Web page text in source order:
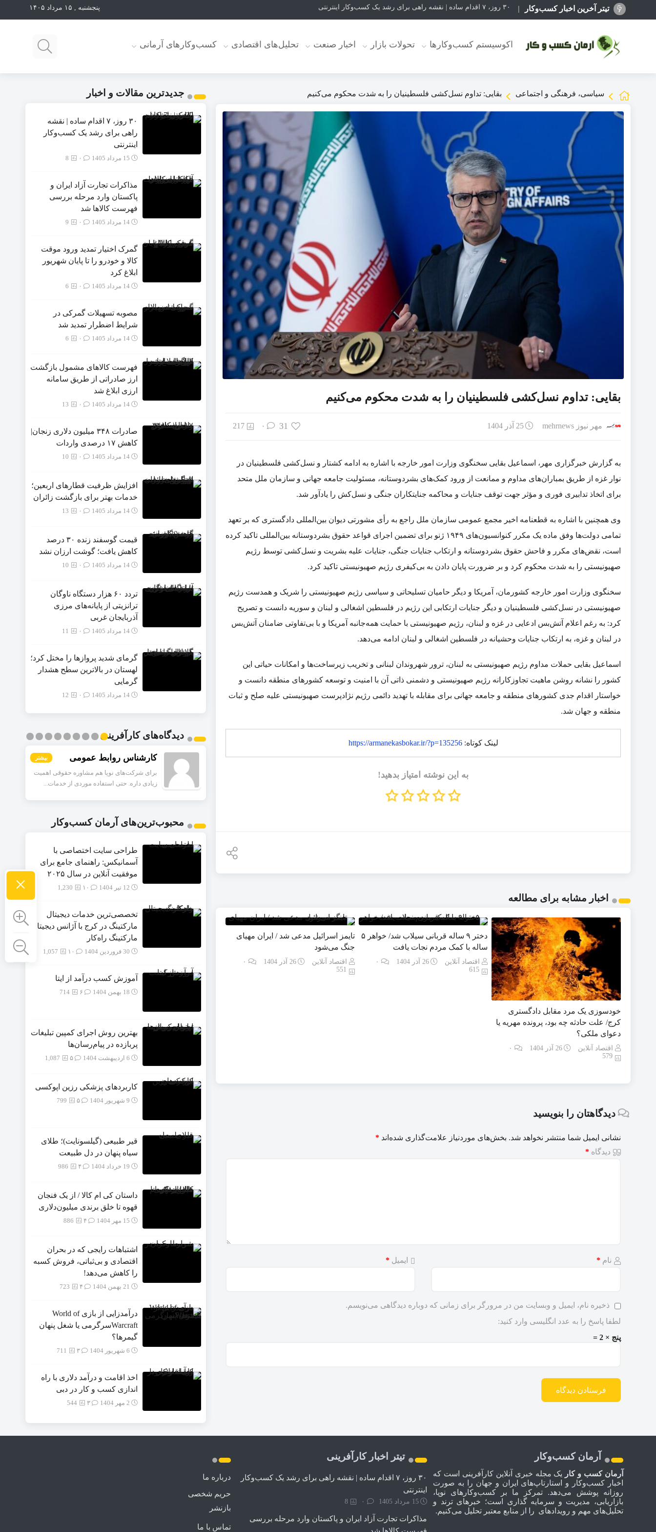
تیتر آخرین اخبار کسب‌وکار ۳۰ روز، ۷ اقدام ساده | نقشه راهی برای رشد یک کسب‌وکار اینترنتی پنجشنبه , ۱۵ مرداد ۱۴۰۵
اکوسیستم کسب‌وکارها تحولات بازار اخبار صنعت تحلیل‌های اقتصادی کسب‌وکارهای آرمانی
سیاسی، فرهنگی و اجتماعی بقایی: تداوم نسل‌کشی فلسطینیان را به شدت محکوم می‌کنیم
بقایی: تداوم نسل‌کشی فلسطینیان را به شدت محکوم می‌کنیم
مهر نیوز mehrnews 25 آذر 1404 31 ۰ 217
به گزارش خبرگزاری مهر، اسماعیل بقایی سخنگوی وزارت امور خارجه با اشاره به ادامه کشتار و نسل‌کشی فلسطینیان در
نوار غزه از طریق بمباران‌های مداوم و ممانعت از ورود کمک‌های بشردوستانه، مسئولیت جامعه جهانی و سازمان ملل متحد
برای اتخاذ تدابیری فوری و مؤثر جهت توقف جنایات و محاکمه جنایتکاران جنگی و نسل‌کش را یادآور شد.
وی همچنین با اشاره به قطعنامه اخیر مجمع عمومی سازمان ملل راجع به رأی مشورتی دیوان بین‌المللی دادگستری که بر تعهد
تمامی دولت‌ها وفق ماده یک مکرر کنوانسیون‌های ۱۹۴۹ ژنو برای تضمین اجرای قواعد حقوق بشردوستانه بین‌المللی تاکید کرده
است، نقض‌های مکرر و فاحش حقوق بشردوستانه و ارتکاب جنایات جنگی، جنایات علیه بشریت و نسل‌کشی توسط رژیم
صهیونیستی را به شدت محکوم کرد و بر ضرورت پایان دادن به بی‌کیفری رژیم صهیونیستی تاکید کرد.
سخنگوی وزارت امور خارجه کشورمان، آمریکا و دیگر حامیان تسلیحاتی و سیاسی رژیم صهیونیستی را شریک و همدست رژیم
صهیونیستی در نسل‌کشی فلسطینیان و دیگر جنایات ارتکابی این رژیم در فلسطین اشغالی و لبنان و سوریه دانست و تصریح
کرد: به رغم اعلام آتش‌بس ادعایی در غزه و لبنان، رژیم صهیونیستی با حمایت همه‌جانبه آمریکا و با بی‌تفاوتی ضامنان آتش‌بس
در لبنان و غزه، به ارتکاب جنایات وحشیانه در فلسطین اشغالی و لبنان ادامه می‌دهد.
اسماعیل بقایی حملات مداوم رژیم صهیونیستی به لبنان، ترور شهروندان لبنانی و تخریب زیرساخت‌ها و امکانات حیاتی این
کشور را نشانه روشن ماهیت تجاوزکارانه رژیم صهیونیستی و دشمنی ذاتی آن با امنیت و توسعه کشورهای منطقه دانست و
خواستار اقدام جدی کشورهای منطقه و جامعه جهانی برای مقابله با تهدید دائمی رژیم نژادپرست صهیونیستی علیه صلح و ثبات
منطقه و جهان شد.
لینک کوتاه:https://armanekasbokar.ir/?p=135256
به این نوشته امتیاز بدهید!
اخبار مشابه برای مطالعه
خودسوزی یک مرد مقابل دادگستری
کرج/ علت حادثه چه بود، پرونده مهریه‌ یا
دعوای ملکی؟
اقتصاد آنلاین 26 آذر 1404
579
دختر ۹ ساله قربانی سیلاب شد/ خواهر ۵
ساله با کمک مردم نجات یافت
اقتصاد آنلاین 26 آذر 1404
۰
615
تایمز اسرائیل مدعی شد / ایران مهیای
جنگ می‌شود
اقتصاد آنلاین 26 آذر 1404
551
دیدگاهتان را بنویسید
نشانی ایمیل شما منتشر نخواهد شد. بخش‌های موردنیاز علامت‌گذاری شده‌اند *
دیدگاه *
نام * ایمیل*
ذخیره نام، ایمیل و وبسایت من در مرورگر برای زمانی که دوباره دیدگاهی می‌نویسم.
لطفا پاسخ را به عدد انگلیسی وارد کنید:
پنج × 2 =
جدیدترین مقالات و اخبار
۳۰ روز، ۷ اقدام ساده | نقشه
راهی برای رشد یک کسب‌وکار
اینترنتی
15 مرداد 1405 8
مذاکرات تجارت آزاد ایران و
پاکستان وارد مرحله بررسی
فهرست کالاها شد
14 مرداد 1405 9
گمرک اختیار تمدید ورود موقت
کالا و خودرو را تا پایان شهریور
ابلاغ کرد
14 مرداد 1405 6
مصوبه تسهیلات گمرکی در
شرایط اضطرار تمدید شد
14 مرداد 1405 6
فهرست کالاهای مشمول بازگشت
ارز صادراتی از طریق سامانه
ارزی ابلاغ شد
14 مرداد 1405 13
صادرات ۳۴۸ میلیون دلاری زنجان|
‌کاهش ۱۷ درصدی واردات
14 مرداد 1405 10
افزایش ظرفیت قطارهای اربعین؛
خدمات بهتر برای بازگشت زائران
14 مرداد 1405 13
قیمت گوسفند زنده ۳۰ درصد
کاهش یافت؛ گوشت ارزان نشد
14 مرداد 1405 10
تردد ۶۰ هزار دستگاه ناوگان
ترانزیتی از پایانه‌های مرزی
آذربایجان ‌غربی
14 مرداد 1405 11
گرمای شدید پروازها را مختل کرد؛
لهستان در بالاترین سطح هشدار
گرمایی
14 مرداد 1405 12
دیدگاه‌های کارآفرینی
کارشناس روابط عمومی بیشتر
برای شرکت‌های نوپا هم مشاوره حقوقی اهمیت
زیادی داره. حتی استفاده موردی از خدمات...
بیشتر
بیشتر
بیشتر
بیشتر
بیشتر
بیشتر
بیشتر
بیشتر
محبوب‌ترین‌های آرمان کسب‌وکار
طراحی سایت اختصاصی با
آسمانیکس: راهنمای جامع برای
موفقیت آنلاین در سال ۲۰۲۵
12 تیر 1404 1,230
تخصصی‌ترین خدمات دیجیتال
مارکتینگ در کرج با آژانس دیجیتال
مارکتینگ راه‌کار
30 فروردین 1404 1,057
آموزش کسب درآمد از ایتا
18 بهمن 1404 714
بهترین روش اجرای کمپین تبلیغات
پربازده در پیام‌رسان‌ها
6 اردیبهشت 1404 1,087
کاربردهای پزشکی رزین اپوکسی
9 شهریور 1404 799
قیر طبیعی (گیلسونایت)؛ طلای
سیاه پنهان در دل طبیعت
19 خرداد 1404 986
داستان کی ام کالا / از یک فنجان
قهوه تا خلق برندی میلیون‌دلاری
15 مهر 1404 886
اشتباهات رایجی که در بحران
اقتصادی و بی‌ثباتی، فروش کسبه
را کاهش می‌دهد!
21 بهمن 1404 723
درآمدزایی از بازی World of
Warcraftسرگرمی یا شغل پنهان
گیمرها؟
6 شهریور 1404 711
اخذ اقامت و درآمد دلاری با راه
اندازی کسب و کار در دبی
2 مهر 1404 544
×
آرمان کسب‌وکار
آرمان کسب و کار
یک مجله خبری آنلاین کارآفرینی است که
اخبار کسب‌وکار و استارتاپ‌های ایران و جهان را به صورت
روزانه پوشش می‌دهد. تمرکز ما بر کسب‌وکارهای نوپا،
بازاریابی، مدیریت و سرمایه گذاری است؛ خبرهای ترند و
تحلیل‌های مهم و رویدادهای را از منابع معتبر تحلیل می‌کنیم.
تیتر اخبار کارآفرینی
۳۰ روز، ۷ اقدام ساده | نقشه راهی برای رشد یک کسب‌وکار
اینترنتی
15 مرداد 1405 ۰ 8
مذاکرات تجارت آزاد ایران و پاکستان وارد مرحله بررسی
درباره ما
حریم شخصی
بازنشر
تماس با ما